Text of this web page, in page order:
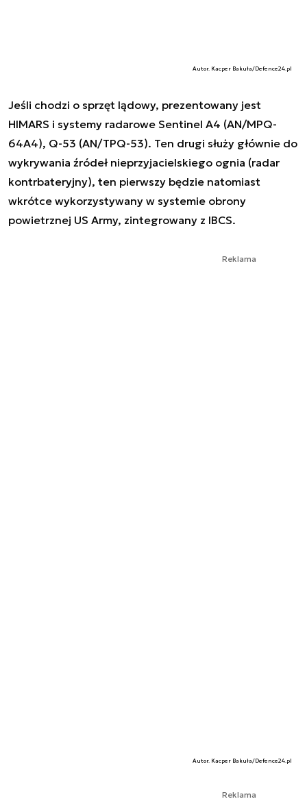
Autor. Kacper Bakuła/Defence24.pl
Jeśli chodzi o sprzęt lądowy, prezentowany jest
HIMARS i systemy radarowe Sentinel A4 (AN/MPQ-
64A4), Q-53 (AN/TPQ-53). Ten drugi służy głównie do
wykrywania źródeł nieprzyjacielskiego ognia (radar
kontrbateryjny), ten pierwszy będzie natomiast
wkrótce wykorzystywany w systemie obrony
powietrznej US Army, zintegrowany z IBCS.
Reklama
Autor. Kacper Bakuła/Defence24.pl
Reklama